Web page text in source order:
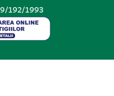
192/1993